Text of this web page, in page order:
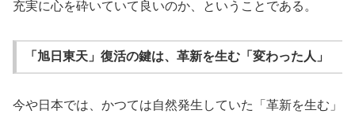
充実に心を砕いていて良いのか、ということである。
「旭日東天」復活の鍵は、革新を生む「変わった人」
今や日本では、かつては自然発生していた「革新を生む」